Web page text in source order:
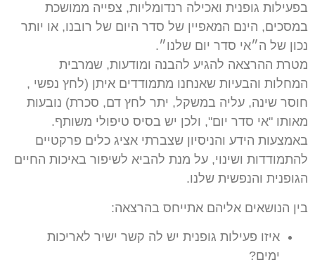
בפעילות גופנית ואכילה רנדומליות, צפייה ממושכת
במסכים, הינם המאפיין של סדר היום של רובנו, או יותר
נכון של ה״אי סדר יום שלנו״.
מטרת ההרצאה להגיע להבנה ומודעות, שמרבית
המחלות והבעיות שאנחנו מתמודדים איתן (לחץ נפשי ,
חוסר שינה, עליה במשקל, יתר לחץ דם, סכרת) נובעות
מאותו "אי סדר יום", ולכן יש בסיס טיפולי משותף.
באמצעות הידע והניסיון שצברתי אציג כלים פרקטיים
להתמודדות ושינוי, על מנת להביא לשיפור באיכות החיים
הגופנית והנפשית שלנו.
בין הנושאים אליהם אתייחס בהרצאה:
איזו פעילות גופנית יש לה קשר ישיר לאריכות
ימים?